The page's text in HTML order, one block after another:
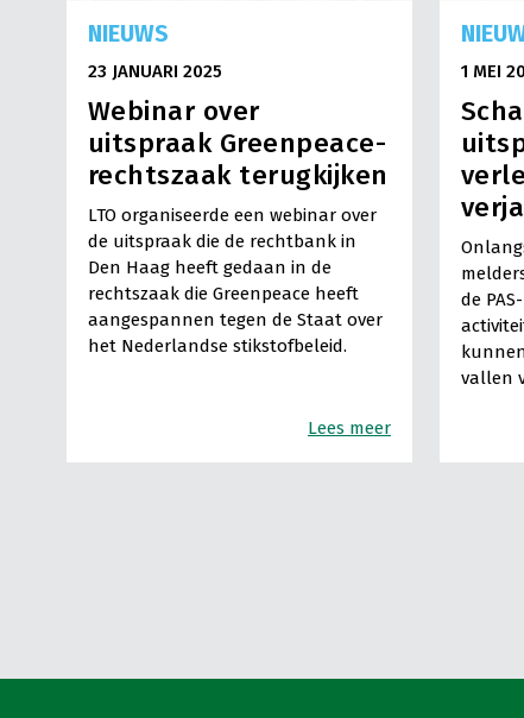
NIEUWS
23 JANUARI 2025
Webinar over
uitspraak Greenpeace-
rechtszaak terugkijken
LTO organiseerde een webinar over
de uitspraak die de rechtbank in
Den Haag heeft gedaan in de
rechtszaak die Greenpeace heeft
aangespannen tegen de Staat over
het Nederlandse stikstofbeleid.
Lees meer
1 MEI
de
vallen